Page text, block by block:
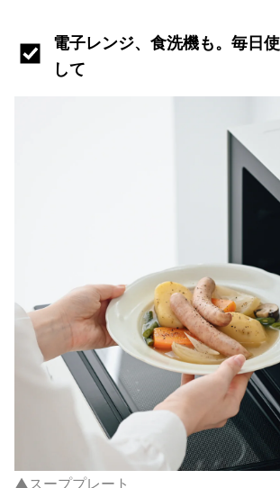
電子レンジ、食洗機も。毎日
して
▲スーププレート